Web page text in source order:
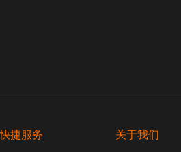
快捷服务 关于我们